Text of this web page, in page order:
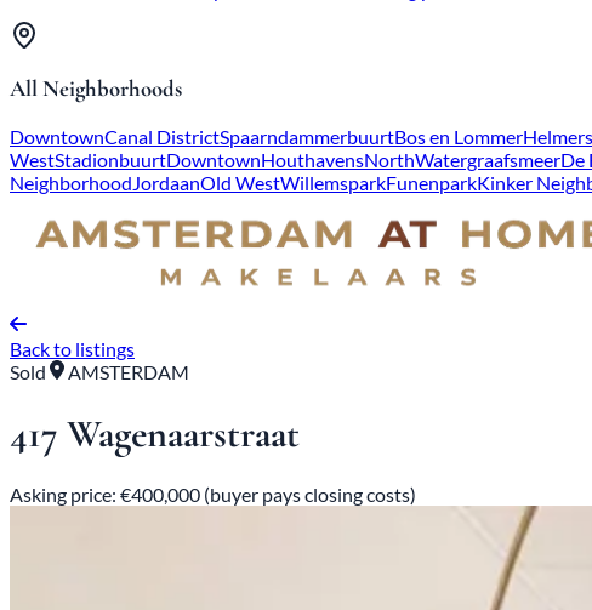
All Neighborhoods
DowntownCanal DistrictSpaarndammerbuurtBos en Lommer
WestStadionbuurtDowntownHouthavensNorthWatergraafsmeerDe
NeighborhoodJordaanOld WestWillemsparkFunenparkKinker
Back to listings
Sold
AMSTERDAM
417 Wagenaarstraat
Asking price: €400,000 (buyer pays closing costs)